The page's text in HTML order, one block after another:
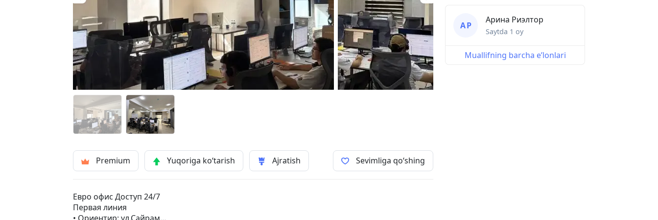
Premium Yuqoriga ko‘tarish Ajratish Sevimliga qo‘shing
Евро офис Доступ 24/7
Первая линия
А Р
Арина Риэлтор
Saytda 1 oy
Muallifning barcha eʼlonlari